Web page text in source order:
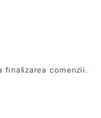
finalizarea comenzii.